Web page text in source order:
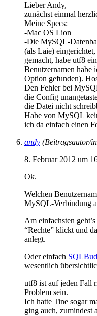
Lieber Andy,
zunächst einmal
Meine Specs:
-Mac OS Lion
-Die MySQL-
(als Laie)
gemacht, habe utf8
Benutzernamen habe
Option gefunden).
Den Fehler bei
die Config
die Datei nicht
Habe von MySQL
ich da einfach einen
andy (Beitragsautor/
8. Februar 2012 um
Ok.
Welchen
MySQL-Verbindung
Am einfachsten
“Rechte” klickt und
anlegt.
Oder einfach
wesentlich
utf8 ist auf jeden Fall
Problem sein.
Ich hatte Tine sogar
ging auch, zumindest